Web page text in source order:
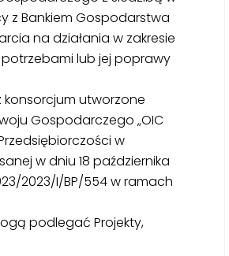
z Bankiem Gospodarstwa
na działania w zakresie
lub jej poprawy
utworzone
Gospodarczego „OIC
w
w dniu 18 października
2023/I/BP/554 w ramach
podlegać Projekty,